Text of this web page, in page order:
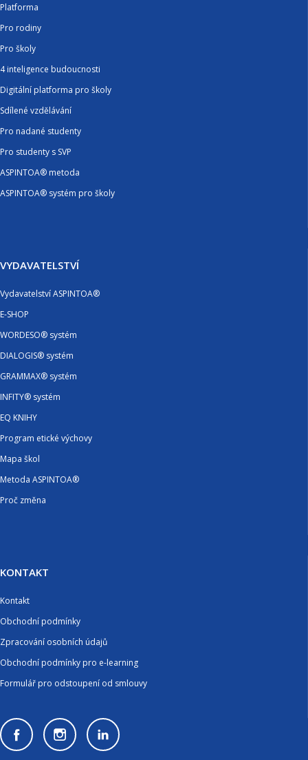
Platforma
Pro rodiny
Pro školy
4 inteligence budoucnosti
Digitální platforma pro školy
Sdílené vzdělávání
Pro nadané studenty
Pro studenty s SVP
ASPINTOA® metoda
ASPINTOA® systém pro školy
VYDAVATELSTVÍ
Vydavatelství ASPINTOA®
E-SHOP
WORDESO® systém
DIALOGIS® systém
GRAMMAX® systém
INFITY® systém
EQ KNIHY
Program etické výchovy
Mapa škol
Metoda ASPINTOA®
Proč změna
KONTAKT
Kontakt
Obchodní podmínky
Zpracování osobních údajů
Obchodní podmínky pro e-learning
Formulář pro odstoupení od smlouvy